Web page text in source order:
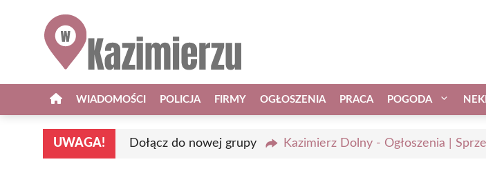
WIADOMOŚCI POLICJA FIRMY OGŁOSZENIA PRACA POGODA
UWAGA! Dołącz do nowej grupy Kazimierz Dolny - Ogłoszenia |